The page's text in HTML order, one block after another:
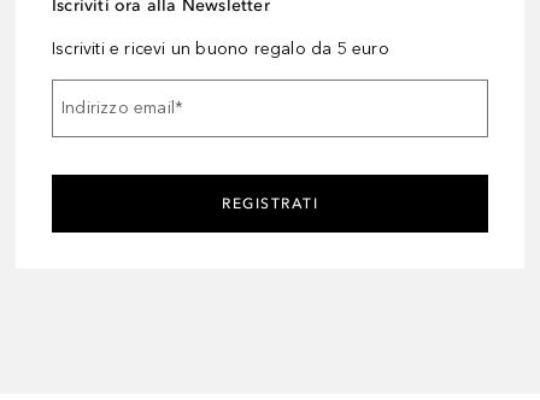
Iscriviti ora alla Newsletter
Iscriviti e ricevi un buono regalo da 5 euro
Indirizzo email *
REGISTRATI